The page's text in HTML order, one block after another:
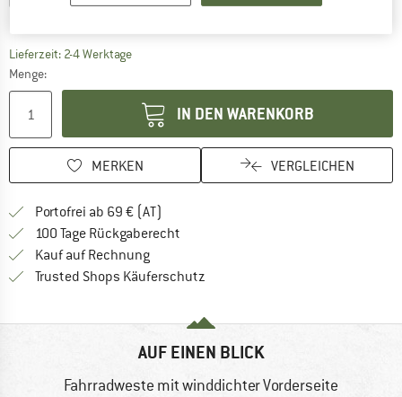
Lieferzeit: 2-4 WerktageDer Link öffnet sich in einer Infobox und
Menge:
IN DEN WARENKORB
MERKEN VERGLEICHEN
Portofrei ab 69 € (AT)
100 Tage Rückgaberecht
Kauf auf RechnungFinde die Zahlungs-Infos hier! Öffnet
Trusted Shops Käuferschutz
AUF EINEN BLICK
Fahrradweste mit winddichter Vorderseite